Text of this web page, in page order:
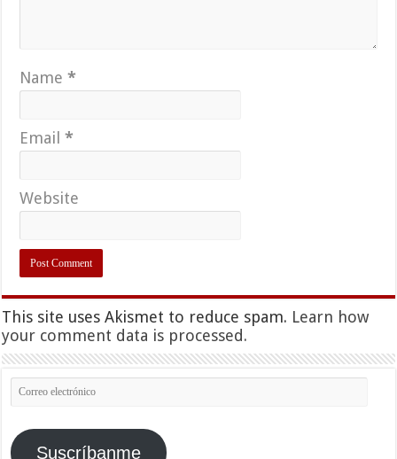
Name*
Email*
Website
This site uses Akismet to reduce spam. Learn how
your comment data is processed.
Correo
electrónico
Suscríbanme